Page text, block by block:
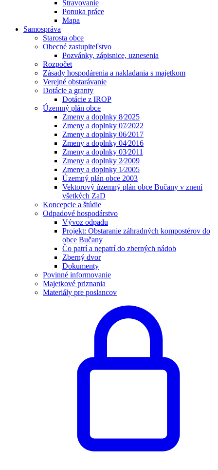
Stravovanie
Ponuka práce
Mapa
Samospráva
Starosta obce
Obecné zastupiteľstvo
Pozvánky, zápisnice, uznesenia
Rozpočet
Zásady hospodárenia a nakladania s majetkom
Verejné obstarávanie
Dotácie a granty
Dotácie z IROP
Územný plán obce
Zmeny a doplnky 8⁄2025
Zmeny a doplnky 07⁄2022
Zmeny a doplnky 06⁄2017
Zmeny a doplnky 04⁄2016
Zmeny a doplnky 03⁄2011
Zmeny a doplnky 2⁄2009
Zmeny a doplnky 1⁄2005
Územný plán obce 2003
Vektorový územný plán obce Bučany v znení
všetkých ZaD
Koncepcie a štúdie
Odpadové hospodárstvo
Vývoz odpadu
Projekt: Obstaranie záhradných kompostérov do
obce Bučany
Čo patrí a nepatrí do zberných nádob
Zberný dvor
Dokumenty
Povinné informovanie
Majetkové priznania
Materiály pre poslancov